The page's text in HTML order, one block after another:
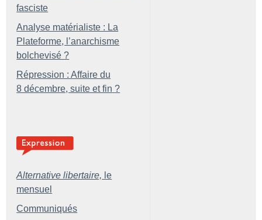
fasciste
Analyse matérialiste : La
Plateforme, l’anarchisme
bolchevisé ?
Répression : Affaire du
8 décembre, suite et fin ?
Alternative libertaire, le
mensuel
Communiqués